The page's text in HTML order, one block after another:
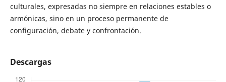
culturales, expresadas no siempre en relaciones estables o
armónicas, sino en un proceso permanente de
configuración, debate y confrontación.
Descargas